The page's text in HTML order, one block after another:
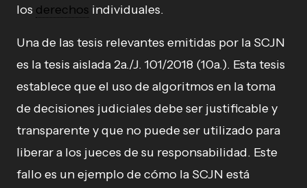
los derechos individuales.
Una de las tesis relevantes emitidas por la SCJN
es la tesis aislada 2a./J. 101/2018 (10a.). Esta tesis
establece que el uso de algoritmos en la toma
de decisiones judiciales debe ser justificable y
transparente y que no puede ser utilizado para
liberar a los jueces de su responsabilidad. Este
fallo es un ejemplo de cómo la SCJN está